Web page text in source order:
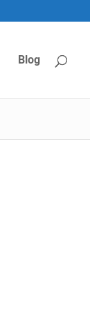
Blog